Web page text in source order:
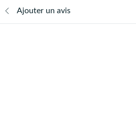
Ajouter un avis